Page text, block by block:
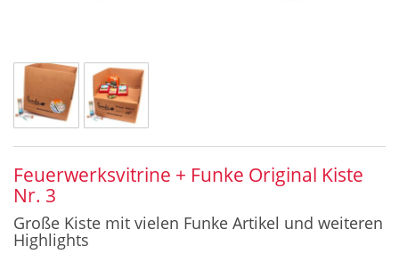
Feuerwerksvitrine + Funke Original Kiste
Nr. 3
Große Kiste mit vielen Funke Artikel und weiteren
Highlights